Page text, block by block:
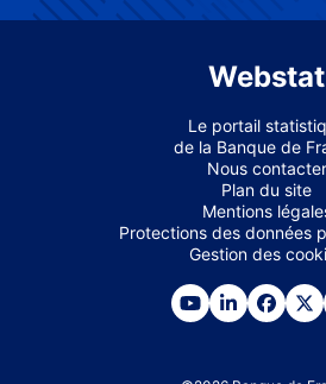
Webstat
Le portail
de la Banque de
Nous contacter
Plan du site
Mentions
Protections des données
Gestion des